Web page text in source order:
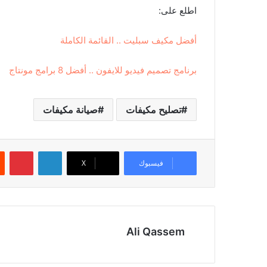
اطلع على:
أفضل مكيف سبليت .. القائمة الكاملة
برنامج تصميم فيديو للايفون .. أفضل 8 برامج مونتاج
تصليح مكيفات صيانة مكيفات
فيسبوك ‫X
لينكدإن بينتيريست
Ali Qassem